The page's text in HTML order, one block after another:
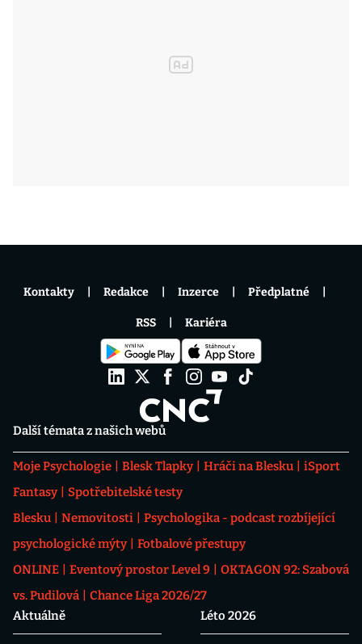
Další témata z našich webů
Moje Psychologie Blesk Tlapky Hráči na Blesku
iSport
Fantasy
Spotřebitelské testy
Blesku
Nemovitosti
Psychologika - podcast rozbíjející
psychologické mýty
Fotbalové přestupy
ONLINE
Eventový prostor Level 9
OKTAGON 92: Szabová
vs. Pudilová
Chance Liga 2026/27
Aktuálně
Léto 2026
Kontakty Redakce Inzerce Předplatné
RSS Kariéra